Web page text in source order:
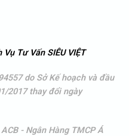
Tư Vấn SIÊU VIỆT
do Sở Kế hoạch và đầu
2017 thay đổi ngày
- Ngân Hàng TMCP Á